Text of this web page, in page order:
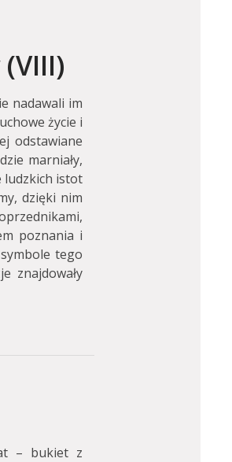
nadawali im
życie i
odstawiane
marniały,
ludzkich istot
dzięki nim
poznania i
tego
znajdowały
– bukiet z